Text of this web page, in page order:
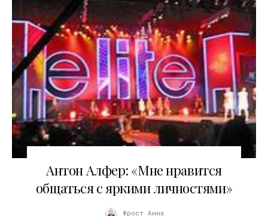
Антон Алфер: «Мне нравится
общаться с яркими личностями»
Фрост Анна